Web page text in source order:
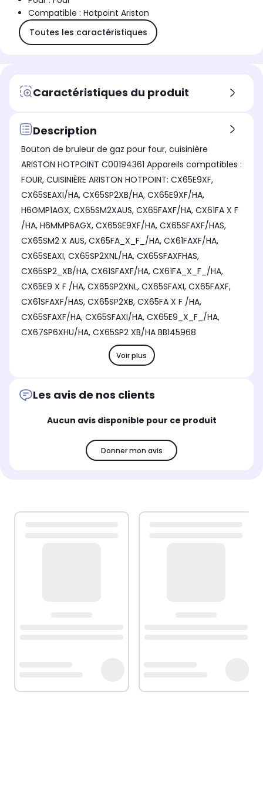
Compatible : Hotpoint Ariston
Toutes les caractéristiques
Caractéristiques du produit
Description
Bouton de bruleur de gaz pour four, cuisinière
ARISTON HOTPOINT C00194361 Appareils compatibles :
FOUR, CUISINIÈRE ARISTON HOTPOINT: CX65E9XF,
CX65SEAXI/HA, CX65SP2XB/HA, CX65E9XF/HA,
H6GMP1AGX, CX65SM2XAUS, CX65FAXF/HA, CX61FA X F
/HA, H6MMP6AGX, CX65SE9XF/HA, CX65SFAXF/HAS,
CX65SM2 X AUS, CX65FA_X_F_/HA, CX61FAXF/HA,
CX65SEAXI, CX65SP2XNL/HA, CX65SFAXFHAS,
CX65SP2_XB/HA, CX61SFAXF/HA, CX61FA_X_F_/HA,
CX65E9 X F /HA, CX65SP2XNL, CX65SFAXI, CX65FAXF,
CX61SFAXF/HAS, CX65SP2XB, CX65FA X F /HA,
CX65SFAXF/HA, CX65SFAXI/HA, CX65E9_X_F_/HA,
CX67SP6XHU/HA, CX65SP2 XB/HA BB145968
Voir plus
Les avis de nos clients
Aucun avis disponible pour ce produit
Donner mon avis